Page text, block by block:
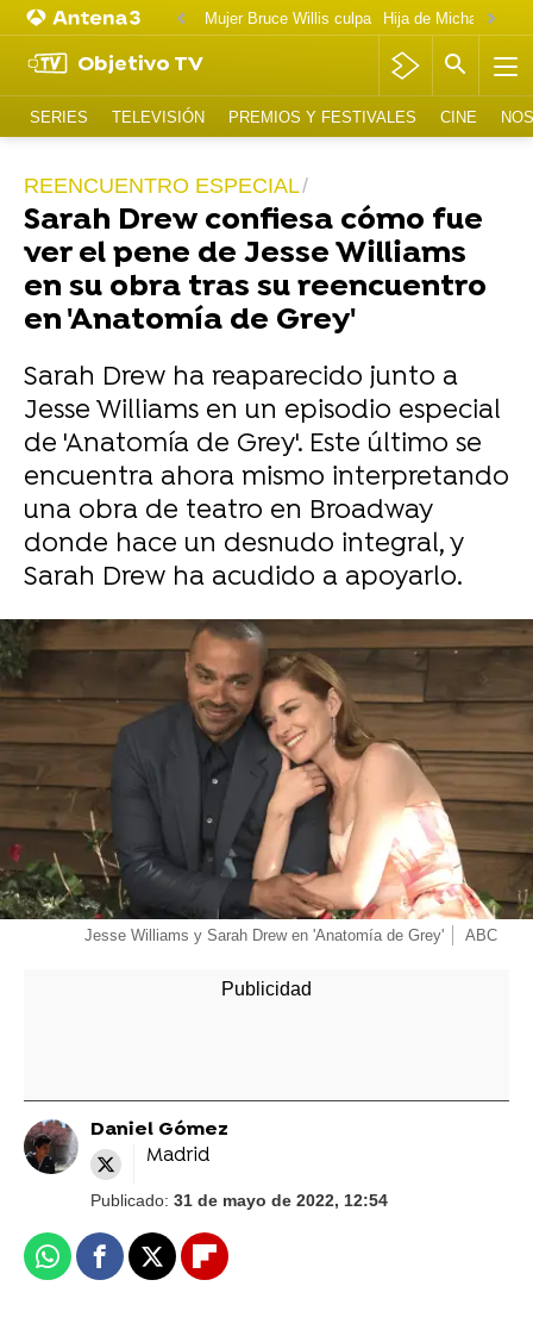
Mujer Bruce Willis culpa
Objetivo TV
SERIES TELEVISIÓN PREMIOS Y FESTIVALES CINE
REENCUENTRO ESPECIAL
Sarah Drew confiesa cómo fue
ver el pene de Jesse Williams
en su obra tras su reencuentro
en 'Anatomía de Grey'
Sarah Drew ha reaparecido junto a
Jesse Williams en un episodio especial
de 'Anatomía de Grey'. Este último se
encuentra ahora mismo interpretando
una obra de teatro en Broadway
donde hace un desnudo integral, y
Sarah Drew ha acudido a apoyarlo.
Jesse Williams y Sarah Drew en 'Anatomía de Grey' ABC
Daniel Gómez
Madrid
Publicado: 31 de mayo de 2022, 12:54
WhatsappFacebook
X Flipboard